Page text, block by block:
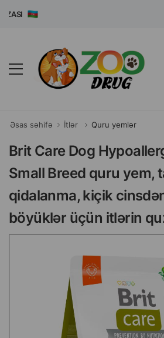
Əsas səhifə İtlər Quru yemlər
Brit Care Dog
Small Breed quru yem,
qidalanma, kiçik
böyüklər üçün itlərin